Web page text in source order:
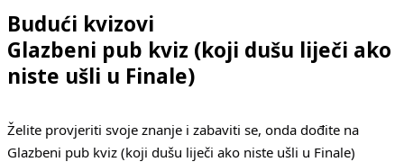
Budući kvizovi
Glazbeni pub kviz (koji dušu liječi ako
niste ušli u Finale)
Želite provjeriti svoje znanje i zabaviti se, onda dođite na
Glazbeni pub kviz (koji dušu liječi ako niste ušli u Finale)